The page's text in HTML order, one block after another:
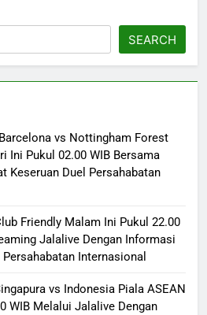
SEARCH
vs Nottingham Forest
Ini Pukul 02.00 WIB Bersama
Keseruan Duel Persahabatan
Friendly Malam Ini Pukul 22.00
Jalalive Dengan Informasi
Internasional
vs Indonesia Piala ASEAN
WIB Melalui Jalalive Dengan